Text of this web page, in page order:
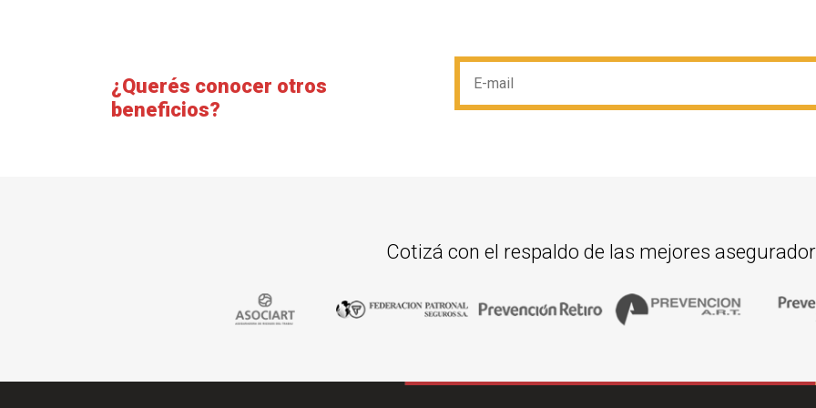
¿Querés conocer otros
beneficios?
Cotizá con el respaldo de las mejores